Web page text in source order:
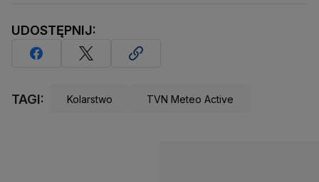
UDOSTĘPNIJ:
TAGI: Kolarstwo TVN Meteo Active